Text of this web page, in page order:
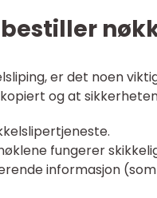
er det noen
og at
fungerer
informasjon